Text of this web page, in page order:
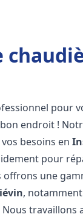
pour
bon endroit !
besoins en
pour
offrons une
,